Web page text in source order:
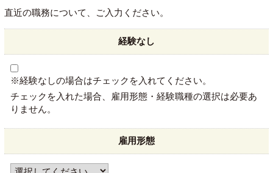
直近の職務について、ご入力ください。
経験なし
※経験なしの場合はチェックを入れてください。
チェックを入れた場合、雇用形態・経験職種の選択は必要あ
りません。
雇用形態